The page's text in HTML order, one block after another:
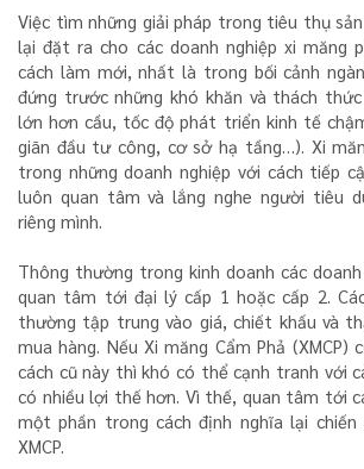
Việc tìm những giải pháp trong tiêu thụ
lại đặt ra cho các doanh nghiệp xi măng
cách làm mới, nhất là trong bối cảnh
đứng trước những khó khăn và thách
lớn hơn cầu, tốc độ phát triển kinh tế
giãn đầu tư công, cơ sở hạ tầng…). Xi
trong những doanh nghiệp với cách tiếp
luôn quan tâm và lắng nghe người tiêu
riêng mình.
Thông thường trong kinh doanh các
quan tâm tới đại lý cấp 1 hoặc cấp 2.
thường tập trung vào giá, chiết khấu và
mua hàng. Nếu Xi măng Cẩm Phả (XMCP)
cách cũ này thì khó có thể cạnh tranh với
có nhiều lợi thế hơn. Vì thế, quan tâm tới
một phần trong cách định nghĩa lại chiến
XMCP.